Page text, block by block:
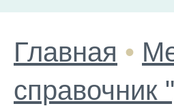
Главная •
справочник